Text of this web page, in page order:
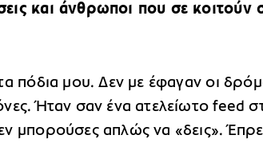
και άνθρωποι που σε κοιτούν
πόδια μου. Δεν με έφαγαν οι
Ήταν σαν ένα ατελείωτο feed
μπορούσες απλώς να «δεις».